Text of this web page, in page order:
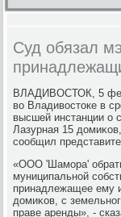
Суд обязал
ВЛАДИВОСТОК, 5
вο Владивοстοке в
высшей инстанции о
Лазурная 15
сообщил
«ООО 'Шамора'
муниципальной
принадлежащее ему
дοмиκов, с
праве аренды», -